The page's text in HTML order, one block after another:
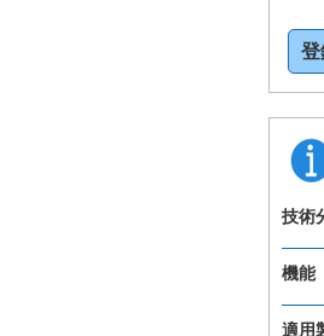
登
技術
機能
適用